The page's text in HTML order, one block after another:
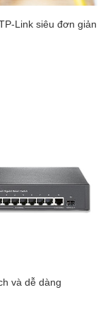
Link siêu đơn giản
và dễ dàng